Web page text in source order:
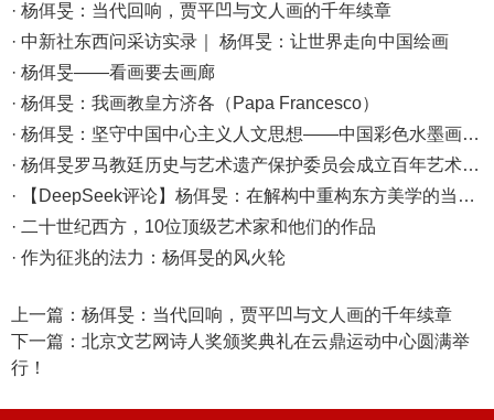
· 杨佴旻：当代回响，贾平凹与文人画的千年续章
· 中新社东西问采访实录｜ 杨佴旻：让世界走向中国绘画
· 杨佴旻——看画要去画廊
· 杨佴旻：我画教皇方济各（Papa Francesco）
· 杨佴旻：坚守中国中心主义人文思想——中国彩色水墨画的新生与崛起为国际艺术市场带来美学革新
· 杨佴旻罗马教廷历史与艺术遗产保护委员会成立百年艺术作品交付在罗马举行
· 【DeepSeek评论】杨佴旻：在解构中重构东方美学的当代先知
· 二十世纪西方，10位顶级艺术家和他们的作品
· 作为征兆的法力：杨佴旻的风火轮
上一篇： 杨佴旻：当代回响，贾平凹与文人画的千年续章
下一篇： 北京文艺网诗人奖颁奖典礼在云鼎运动中心圆满举
行！